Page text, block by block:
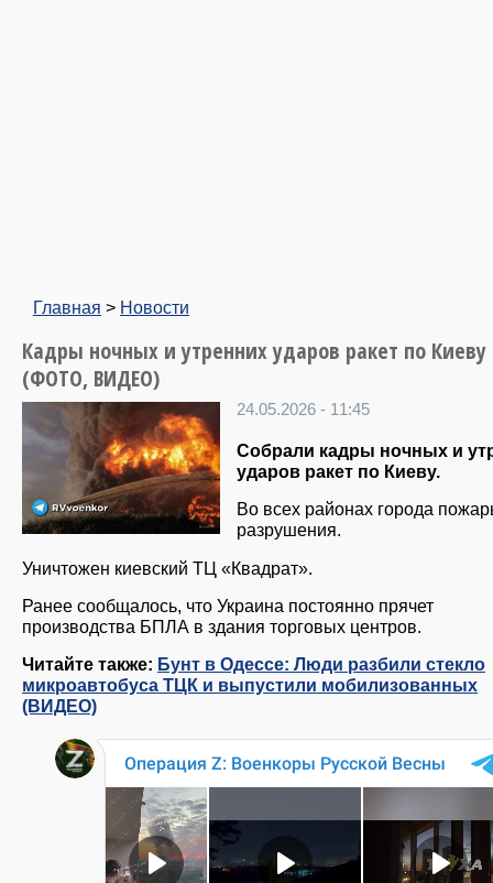
Главная > Новости
Кадры ночных и утренних ударов ракет по Киеву
(ФОТО, ВИДЕО)
24.05.2026 - 11:45
Собрали кадры ночных и
ударов ракет по Киеву.
Во всех районах города
разрушения.
Уничтожен киевский ТЦ «Квадрат».
Ранее сообщалось, что Украина постоянно прячет
производства БПЛА в здания торговых центров.
Читайте также: Бунт в Одессе: Люди разбили стекло
микроавтобуса ТЦК и выпустили мобилизованных
(ВИДЕО)